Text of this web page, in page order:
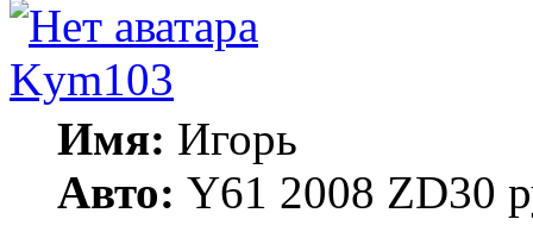
Kym103
Имя: Игорь
Авто: Y61 2008 ZD30